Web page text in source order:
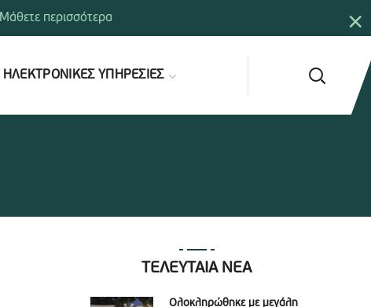
ΗΛΕΚΤΡΟΝΙΚΕΣ ΥΠΗΡΕΣΙΕΣ
ΤΕΛΕΥΤΑΙΑ ΝΕΑ
Ολοκληρώθηκε με μεγάλη
×
Μάθετε περισσότερα